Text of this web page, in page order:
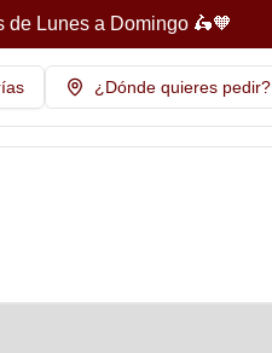
de Lunes a Domingo 🛵🧡
¿Dónde quieres pedir?